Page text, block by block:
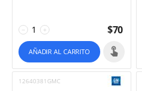
+
− $70
AÑADIR AL CARRITO
12640381GMC